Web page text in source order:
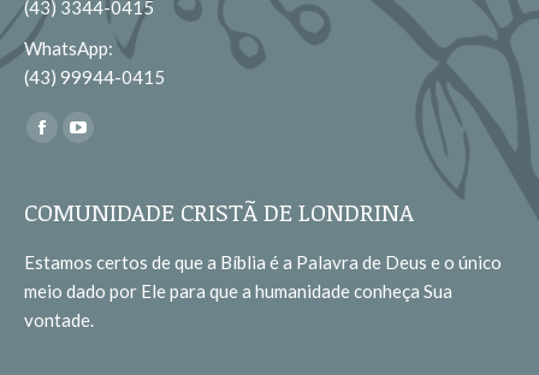
(43) 3344-0415
WhatsApp:
(43) 99944-0415
Encontre-nos em:
Facebook
opens
new
window
opens
new
window
COMUNIDADE CRISTÃ DE LONDRINA
Estamos certos de que a Bíblia é a Palavra de Deus e o único
meio dado por Ele para que a humanidade conheça Sua
vontade.